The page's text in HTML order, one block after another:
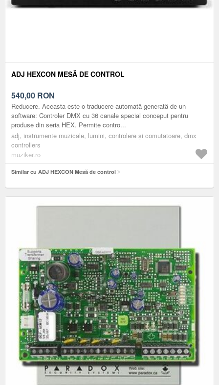
ADJ HEXCON MESĂ DE CONTROL
540,00 RON
Reducere. Aceasta este o traducere automată generată de un
software: Controler DMX cu 36 canale special conceput pentru
produse din seria HEX. Permite contro...
adj, instrumente muzicale, lumini, controlere și comutatoare, dmx
controllers
muziker.ro
Similar cu ADJ HEXCON Mesă de control